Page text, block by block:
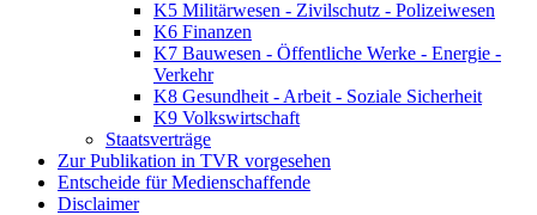
K5 Militärwesen - Zivilschutz - Polizeiwesen
K6 Finanzen
K7 Bauwesen - Öffentliche Werke - Energie -
Verkehr
K8 Gesundheit - Arbeit - Soziale Sicherheit
K9 Volkswirtschaft
Staatsverträge
Zur Publikation in TVR vorgesehen
Entscheide für Medienschaffende
Disclaimer